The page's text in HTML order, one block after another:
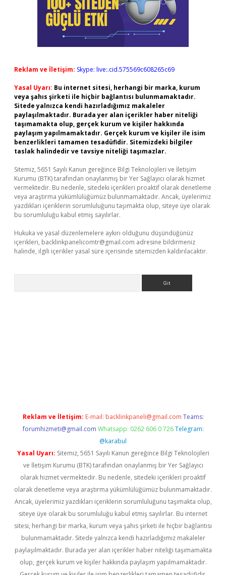
Reklam ve İletişim: Skype: live:.cid.575569c608265c69
Yasal Uyarı: Bu internet sitesi, herhangi bir marka, kurum
veya şahıs şirketi ile hiçbir bağlantısı bulunmamaktadır.
Sitede yalnızca kendi hazırladığımız makaleler
paylaşılmaktadır. Burada yer alan içerikler haber niteliği
taşımamakta olup, gerçek kurum ve kişiler hakkında
paylaşım yapılmamaktadır. Gerçek kurum ve kişiler ile isim
benzerlikleri tamamen tesadüfidir. Sitemizdeki bilgiler
taslak halindedir ve tavsiye niteliği taşımazlar.
Sitemiz, 5651 Sayılı Kanun gereğince Bilgi Teknolojileri ve İletişim
Kurumu (BTK) tarafından onaylanmış bir Yer Sağlayıcı olarak hizmet
vermektedir. Bu nedenle, sitedeki içerikleri proaktif olarak denetleme
veya araştırma yükümlülüğümüz bulunmamaktadır. Ancak, üyelerimiz
yazdıkları içeriklerin sorumluluğunu taşımakta olup, siteye üye olarak
bu sorumluluğu kabul etmiş sayılırlar.
Hukuka ve yasal düzenlemelere aykırı olduğunu düşündüğünüz
içerikleri, backlinkpanelicomtr@gmail.com adresine bildirmeniz
halinde, ilgili içerikler yasal süre içerisinde sitemizden kaldırılacaktır.
Reklam ve İletişim: E-mail: backlinkpaneli@gmail.com Teams:
forumhizmeti@gmail.com Whatsapp: 0262 606 0 726 Telegram:
@karabul
Yasal Uyarı: Sitemiz, 5651 Sayılı Kanun gereğince Bilgi Teknolojileri
ve İletişim Kurumu (BTK) tarafından onaylanmış bir Yer Sağlayıcı
olarak hizmet vermektedir. Bu nedenle, sitedeki içerikleri proaktif
olarak denetleme veya araştırma yükümlülüğümüz bulunmamaktadır.
Ancak, üyelerimiz yazdıkları içeriklerin sorumluluğunu taşımakta olup,
siteye üye olarak bu sorumluluğu kabul etmiş sayılırlar. Bu internet
sitesi, herhangi bir marka, kurum veya şahıs şirketi ile hiçbir bağlantısı
bulunmamaktadır. Sitede yalnızca kendi hazırladığımız makaleler
paylaşılmaktadır. Burada yer alan içerikler haber niteliği taşımamakta
olup, gerçek kurum ve kişiler hakkında paylaşım yapılmamaktadır.